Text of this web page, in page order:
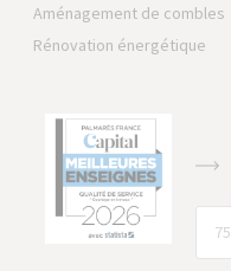
Aménagement de combles
Rénovation énergétique